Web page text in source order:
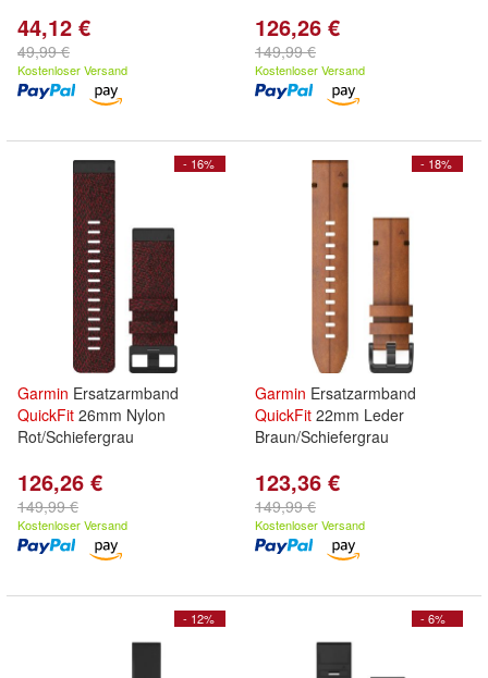
44,12 €
49,99 €
Kostenloser Versand
126,26 €
149,99 €
Kostenloser Versand
- 16%
Garmin Ersatzarmband
QuickFit 26mm Nylon
Rot/Schiefergrau
126,26 €
149,99 €
Kostenloser Versand
- 18%
Garmin Ersatzarmband
QuickFit 22mm Leder
Braun/Schiefergrau
123,36 €
149,99 €
Kostenloser Versand
- 12% - 6%